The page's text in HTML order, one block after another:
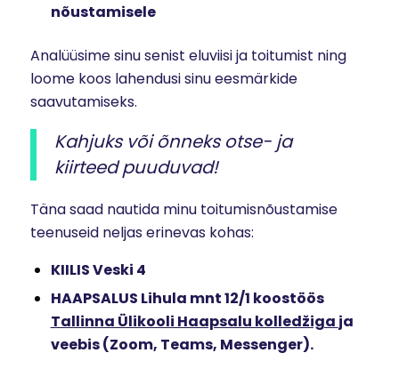
nõustamisele
Analüüsime sinu senist eluviisi ja toitumist ning
loome koos lahendusi sinu eesmärkide
saavutamiseks.
Kahjuks või õnneks otse- ja
kiirteed puuduvad!
Täna saad nautida minu toitumisnõustamise
teenuseid neljas erinevas kohas:
KIILIS Veski 4
HAAPSALUS Lihula mnt 12/1 koostöös
Tallinna Ülikooli Haapsalu kolledžiga ja
veebis (Zoom, Teams, Messenger).